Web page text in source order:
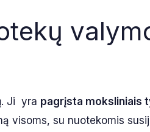
. Ji yra pagrįsta moksliniais
visoms, su nuotekomis